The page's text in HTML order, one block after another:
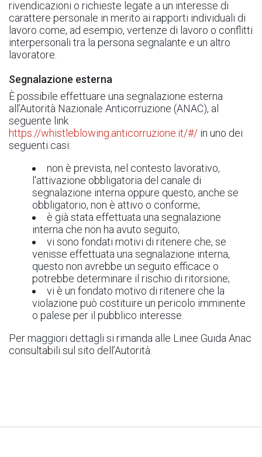
rivendicazioni o richieste legate a un interesse di
carattere personale in merito ai rapporti individuali di
lavoro come, ad esempio, vertenze di lavoro o conflitti
interpersonali tra la persona segnalante e un altro
lavoratore.
Segnalazione esterna
È possibile effettuare una segnalazione esterna
all’Autorità Nazionale Anticorruzione (ANAC), al
seguente link
https://whistleblowing.anticorruzione.it/#/ in uno dei
seguenti casi:
non è prevista, nel contesto lavorativo,
l'attivazione obbligatoria del canale di
segnalazione interna oppure questo, anche se
obbligatorio, non è attivo o conforme;
è già stata effettuata una segnalazione
interna che non ha avuto seguito;
vi sono fondati motivi di ritenere che, se
venisse effettuata una segnalazione interna,
questo non avrebbe un seguito efficace o
potrebbe determinare il rischio di ritorsione;
vi è un fondato motivo di ritenere che la
violazione può costituire un pericolo imminente
o palese per il pubblico interesse.
Per maggiori dettagli si rimanda alle Linee Guida Anac
consultabili sul sito dell’Autorità.